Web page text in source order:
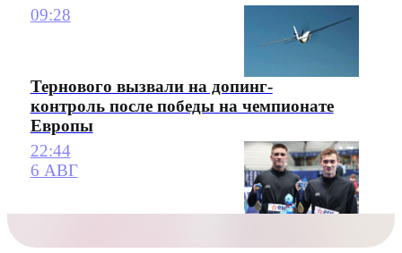
09:28
Тернового вызвали на допинг-
контроль после победы на чемпионате
Европы
22:44
6 АВГ